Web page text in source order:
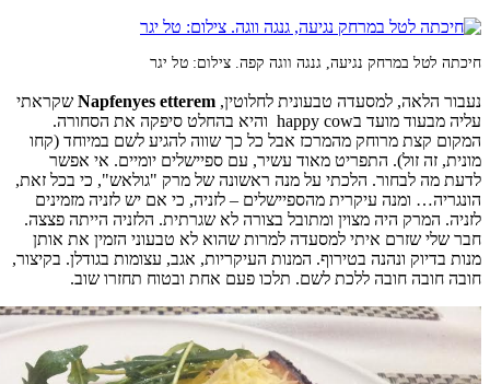
חיכתה לטל במרחק נגיעה, גנגה ווגה קפה. צילום: טל יגר
נעבור הלאה, למסעדה טבעונית לחלוטין, Napfenyes etterem שקראתי
עליה מבעוד מועד בhappy cow והיא בהחלט סיפקה את הסחורה.
המקום קצת מרוחק מהמרכז אבל כל כך שווה להגיע לשם במיוחד (קחו
מונית, זה זול). התפריט מאוד עשיר, עם ספיישלים יומיים. אי אפשר
לדעת מה לבחור. הלכתי על מנה ראשונה של מרק "גולאש", כי בכל זאת,
הונגריה… ומנה עיקרית מהספיישלים – לזניה, כי אם יש לזניה מזמינים
לזניה. המרק היה מצוין ומתובל בצורה לא שגרתית. הלזניה הייתה פצצה.
חבר שלי שזרם איתי למסעדה למרות שהוא לא טבעוני הזמין את אותן
מנות בדיוק ונהנה בטירוף. המנות העיקריות, אגב, עצומות בגודלן. בקיצור,
חובה חובה חובה ללכת לשם. תלכו פעם אחת ובטוח תחזרו שוב.